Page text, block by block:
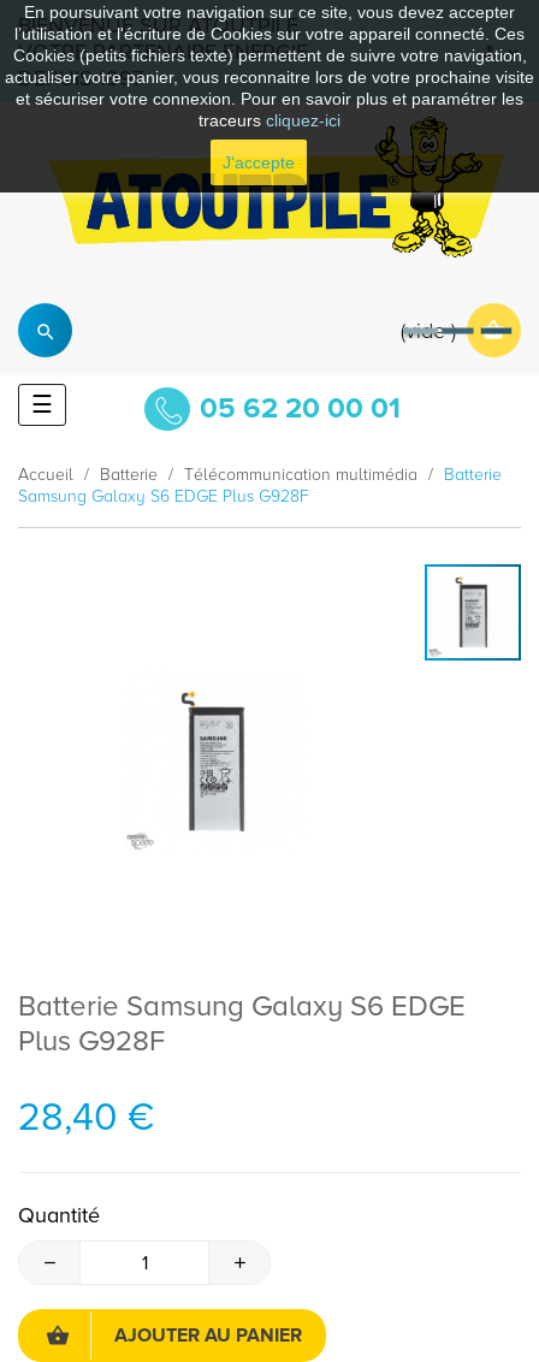
En poursuivant votre navigation sur ce site, vous devez accepter
l’utilisation et l'écriture de Cookies sur votre appareil connecté. Ces
Cookies (petits fichiers texte) permettent de suivre votre navigation,
actualiser votre panier, vous reconnaitre lors de votre prochaine visite
et sécuriser votre connexion. Pour en savoir plus et paramétrer les
traceurs cliquez-ici
J'accepte
BIENVENUE SUR ATOUTPILE
VOTRE PARTENAIRE ENERGIE
DEPUIS 1997
vide
Basculer
la
☰ 05 62 20 00 01
Accueil Batterie Télécommunication multimédia
Batterie
Samsung Galaxy S6 EDGE Plus G928F
Batterie Samsung Galaxy S6 EDGE
Plus G928F
28,40 €
Quantité
AJOUTER AU PANIER